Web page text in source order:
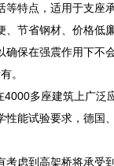
特点，适用于支座
节省钢材、价格低
保在强震作用下不
。
多座建筑上广泛
能试验要求，德国
虑到高架桥将承受